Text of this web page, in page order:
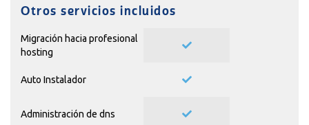
Otros servicios incluidos
Migración hacia profesional
hosting
Auto Instalador
Administración de dns